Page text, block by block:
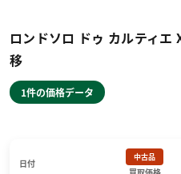
ロンドソロ ドゥ カルティ
移
1件の価格データ
日付
中古品